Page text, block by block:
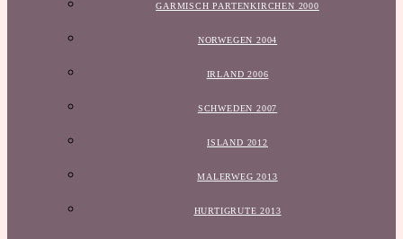
GARMISCH PARTENKIRCHEN 2000
NORWEGEN 2004
IRLAND 2006
SCHWEDEN 2007
ISLAND 2012
MALERWEG 2013
HURTIGRUTE 2013